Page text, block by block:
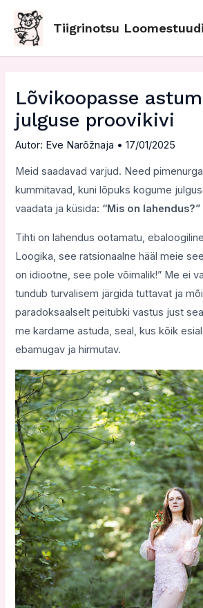
content
Tiigrinotsu
Lõvikoopasse
julguse proovikivi
Autor: Eve Narõžnaja •17/01/2025
Meid saadavad varjud. Need
kummitavad, kuni lõpuks kogume
vaadata ja küsida: “Mis on lahendus?”
Tihti on lahendus ootamatu,
Loogika, see ratsionaalne hääl meie
on idiootne, see pole võimalik!” Me ei
tundub turvalisem järgida tuttavat ja
paradoksaalselt peitubki vastus just
me kardame astuda, seal, kus kõik
ebamugav ja hirmutav.
navigation